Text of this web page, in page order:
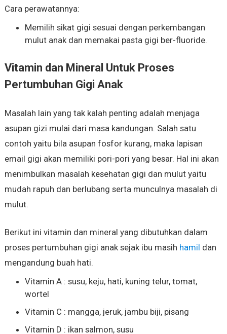
Cara perawatannya:
Memilih sikat gigi sesuai dengan perkembangan
mulut anak dan memakai pasta gigi ber-fluoride.
Vitamin dan Mineral Untuk Proses
Pertumbuhan Gigi Anak
Masalah lain yang tak kalah penting adalah menjaga
asupan gizi mulai dari masa kandungan. Salah satu
contoh yaitu bila asupan fosfor kurang, maka lapisan
email gigi akan memiliki pori-pori yang besar. Hal ini akan
menimbulkan masalah kesehatan gigi dan mulut yaitu
mudah rapuh dan berlubang serta munculnya masalah di
mulut.
Berikut ini vitamin dan mineral yang dibutuhkan dalam
proses pertumbuhan gigi anak sejak ibu masih hamil dan
mengandung buah hati.
Vitamin A : susu, keju, hati, kuning telur, tomat,
wortel
Vitamin C : mangga, jeruk, jambu biji, pisang
Vitamin D : ikan salmon, susu